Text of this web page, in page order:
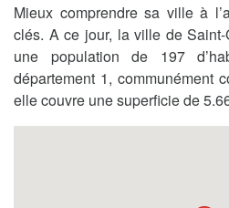
Mieux comprendre sa ville à
clés. A ce jour, la ville de
une population de 197
département 1, communément
elle couvre une superficie de